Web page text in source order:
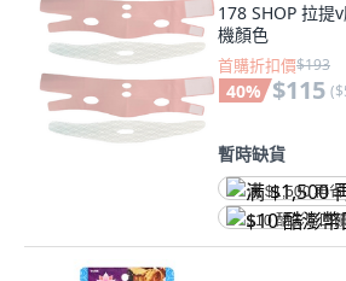
178 SHOP 拉提
機顏色
首購折扣價$193
40% $115 (
暫時缺貨
满 $1,500 再
$10 酷澎幣回